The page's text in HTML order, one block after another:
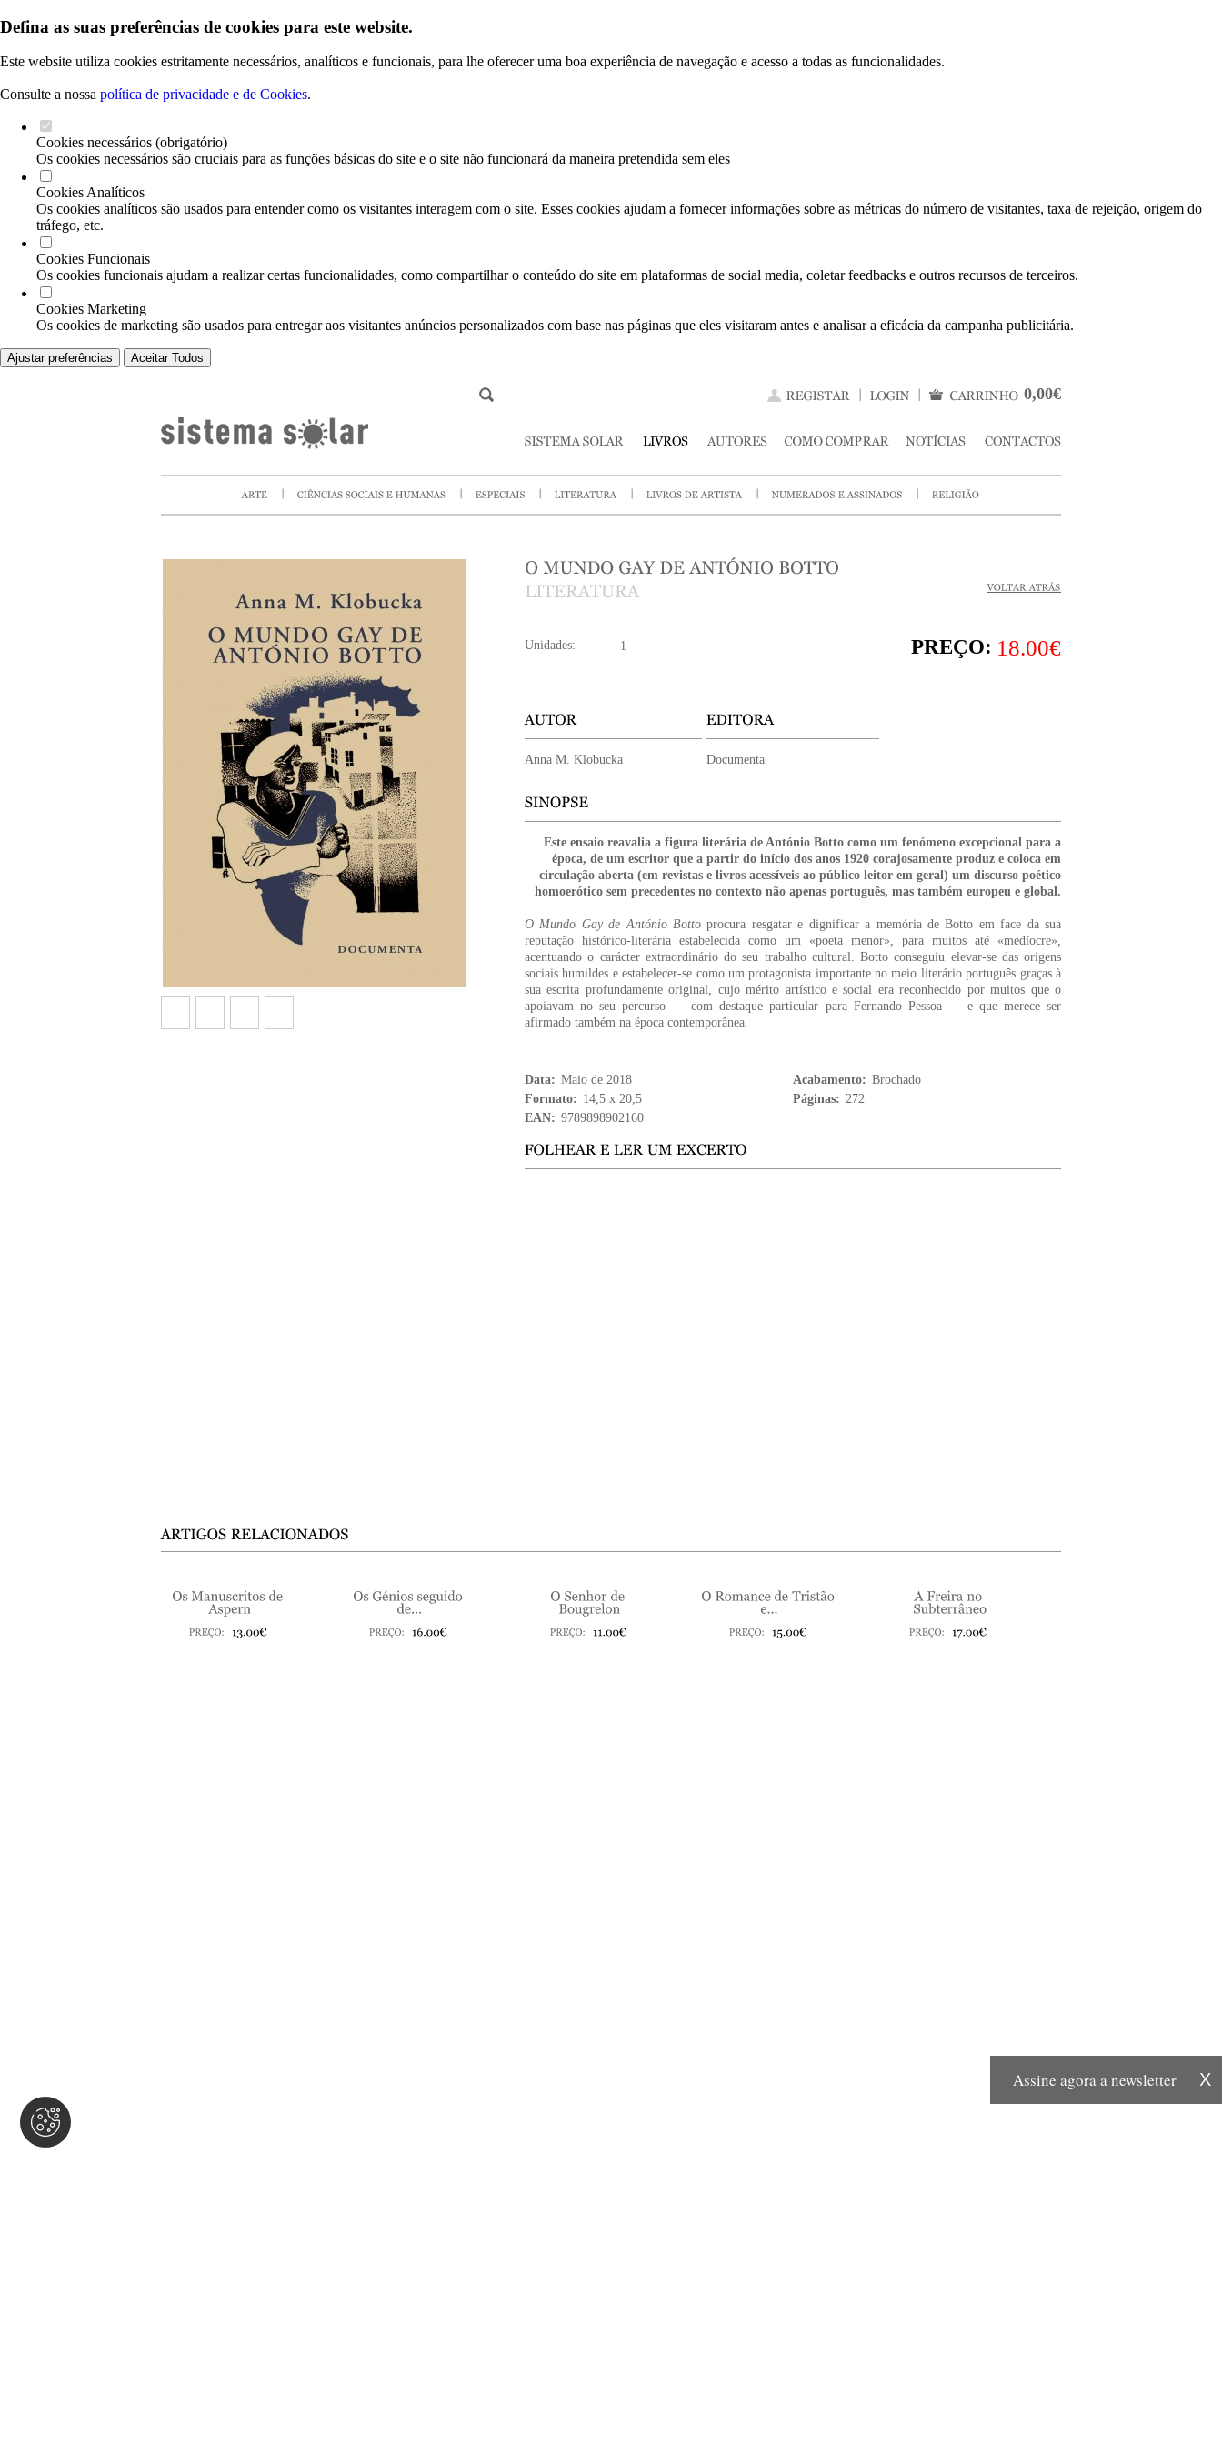
Defina as suas preferências de cookies para este website.
Este website utiliza cookies estritamente necessários, analíticos e funcionais, para lhe oferecer uma boa experiência de navegação e acesso a todas as funcionalidades.
Consulte a nossa política de privacidade e de Cookies.
Cookies necessários (obrigatório)
Os cookies necessários são cruciais para as funções básicas do site e o site não funcionará da maneira pretendida sem eles
Cookies Analíticos
Os cookies analíticos são usados para entender como os visitantes interagem com o site. Esses cookies ajudam a fornecer informações sobre as métricas do número de visitantes, taxa de rejeição, origem do
tráfego, etc.
Cookies Funcionais
Os cookies funcionais ajudam a realizar certas funcionalidades, como compartilhar o conteúdo do site em plataformas de social media, coletar feedbacks e outros recursos de terceiros.
Cookies Marketing
Os cookies de marketing são usados para entregar aos visitantes anúncios personalizados com base nas páginas que eles visitaram antes e analisar a eficácia da campanha publicitária.
Ajustar preferências Aceitar Todos
0,00€
Unidades: PREÇO: 18.00€
Anna M. Klobucka Documenta
Este ensaio reavalia a figura literária de António Botto como um fenómeno excepcional para a
época, de um escritor que a partir do início dos anos 1920 corajosamente produz e coloca em
circulação aberta (em revistas e livros acessíveis ao público leitor em geral) um discurso poético
homoerótico sem precedentes no contexto não apenas português, mas também europeu e global.
O Mundo Gay de António Botto procura resgatar e dignificar a memória de Botto em face da sua
reputação histórico-literária estabelecida como um «poeta menor», para muitos até «medíocre»,
acentuando o carácter extraordinário do seu trabalho cultural. Botto conseguiu elevar-se das origens
sociais humildes e estabelecer-se como um protagonista importante no meio literário português graças à
sua escrita profundamente original, cujo mérito artístico e social era reconhecido por muitos que o
apoiavam no seu percurso — com destaque particular para Fernando Pessoa — e que merece ser
afirmado também na época contemporânea.
Data: Maio de 2018 Acabamento: Brochado
Formato: 14,5 x 20,5 Páginas: 272
EAN: 9789898902160
X
Assine agora a newsletter